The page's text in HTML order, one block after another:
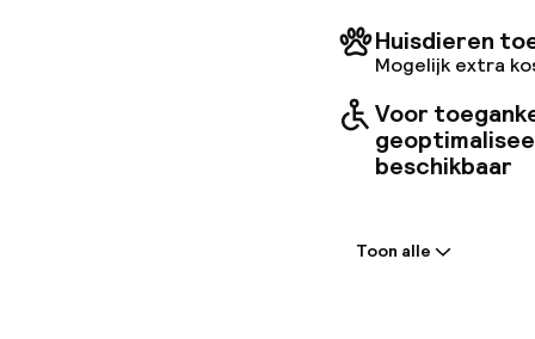
Huisdieren
Mogelijk extra
Voor
beschikbaar
Toon alle